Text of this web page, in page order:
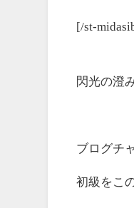
[/st-
閃光の澄
ブログチ
初級をこ